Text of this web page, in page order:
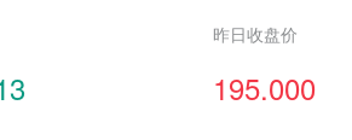
昨日收盘价
195.000